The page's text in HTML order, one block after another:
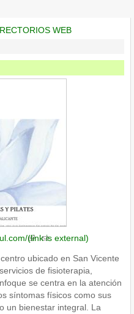
WEB
(link is external)
ubicado en San Vicente
de fisioterapia,
se centra en la atención
síntomas físicos como sus
un bienestar integral. La